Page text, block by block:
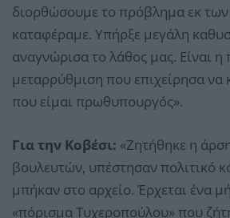
διορθώσουμε το πρόβλημα εκ
καταφέραμε. Υπήρξε μεγάλη
αναγνώρισα το λάθος μας. Είναι η
μεταρρύθμιση που επιχείρησα να
που είμαι πρωθυπουργός».
Για την Κοβέσι: «Ζητήθηκε η
βουλευτών, υπέστησαν πολιτικό
μπήκαν στο αρχείο. Έρχεται ένα
«πόρισμα Τυχεροπούλου» που